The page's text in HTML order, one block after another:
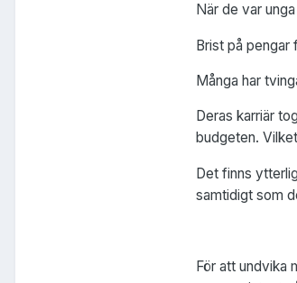
När de var
Brist på
Många har
Deras karriär
budgeten.
Det finns
samtidigt som
För att undvika